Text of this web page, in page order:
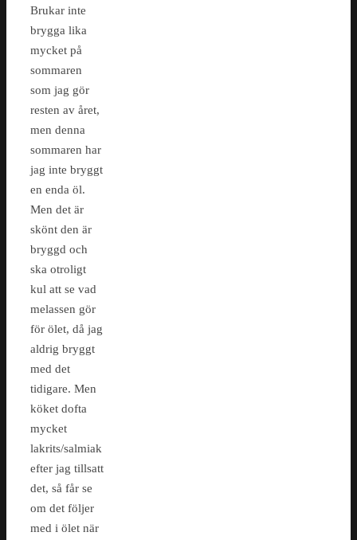
Brukar inte
brygga lika
mycket på
sommaren
som jag gör
resten av året,
men denna
sommaren har
jag inte bryggt
en enda öl.
Men det är
skönt den är
bryggd och
ska otroligt
kul att se vad
melassen gör
för ölet, då jag
aldrig bryggt
med det
tidigare. Men
köket dofta
mycket
lakrits/salmiak
efter jag tillsatt
det, så får se
om det följer
med i ölet när